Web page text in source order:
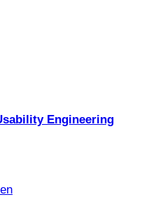
Engineering